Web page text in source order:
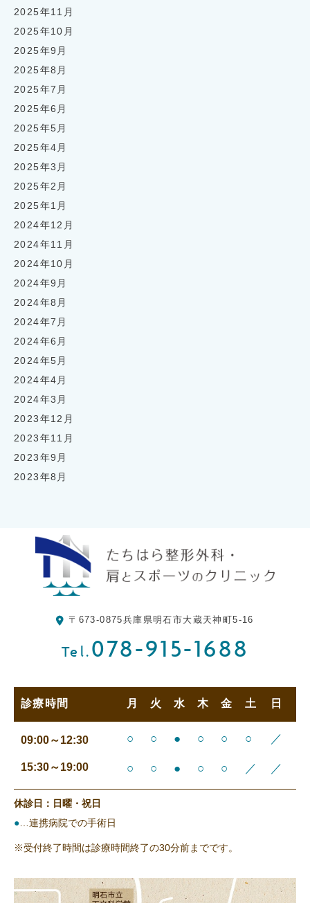
2025年11月
2025年10月
2025年9月
2025年8月
2025年7月
2025年6月
2025年5月
2025年4月
2025年3月
2025年2月
2025年1月
2024年12月
2024年11月
2024年10月
2024年9月
2024年8月
2024年7月
2024年6月
2024年5月
2024年4月
2024年3月
2023年12月
2023年11月
2023年9月
2023年8月
〒673-0875兵庫県明石市大蔵天神町5-16
Tel. 078-915-1688
診療時間 月 火 水 木 金 土 日
09:00～12:30 ○ ○ ● ○ ○ ○ ／
15:30～19:00 ○ ○ ● ○ ○ ／ ／
休診日：日曜・祝日
● …連携病院での手術日
※受付終了時間は診療時間終了の30分前までです。